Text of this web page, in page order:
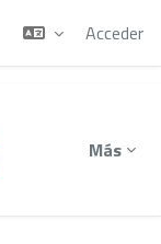
Acceder
Más